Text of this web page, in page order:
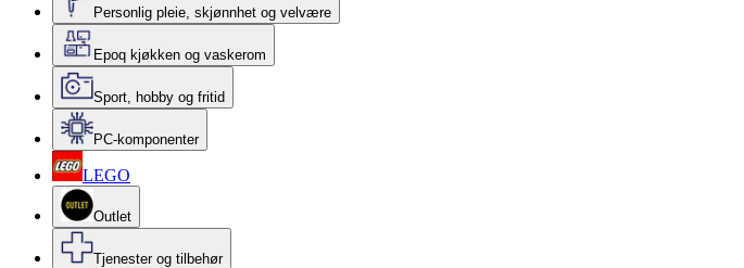
Personlig pleie, skjønnhet og velvære
Epoq kjøkken og vaskerom
Sport, hobby og fritid
PC-komponenter
LEGO
Outlet
Tjenester og tilbehør